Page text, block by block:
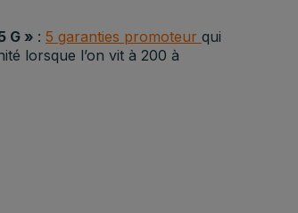
G » : 5 garanties promoteur qui
lorsque l’on vit à 200 à